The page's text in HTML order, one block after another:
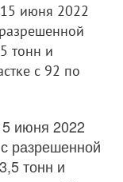
июня 2022
тонн и
с 92 по
июня 2022
разрешенной
тонн и